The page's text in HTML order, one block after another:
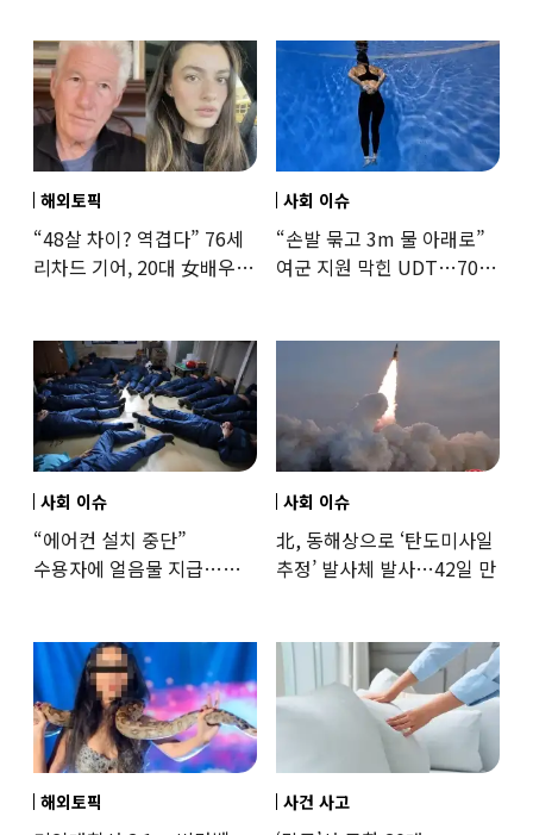
해외토픽
“48살 차이? 역겹다” 76세
리차드 기어, 20대 女배우와
사회 이슈
“손발 묶고 3m 물 아래로”
여군 지원 막힌 UDT…707
사회 이슈
“에어컨 설치 중단”
수용자에 얼음물 지급…
사회 이슈
北, 동해상으로 ‘탄도미사일
추정’ 발사체 발사…42일 만
해외토픽 사건 사고